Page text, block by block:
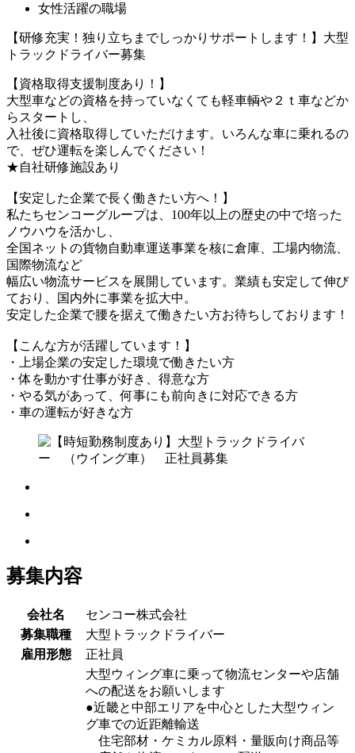
女性活躍の職場
【研修充実！独り立ちまでしっかりサポートします！】大型
トラックドライバー募集
【資格取得支援制度あり！】
大型車などの資格を持っていなくても軽車輌や２ｔ車などか
らスタートし、
入社後に資格取得していただけます。いろんな車に乗れるの
で、ぜひ運転を楽しんでください！
★自社研修施設あり
【安定した企業で長く働きたい方へ！】
私たちセンコーグループは、100年以上の歴史の中で培った
ノウハウを活かし、
全国ネットの貨物自動車運送事業を核に倉庫、工場内物流、
国際物流など
幅広い物流サービスを展開しています。業績も安定して伸び
ており、国内外に事業を拡大中。
安定した企業で腰を据えて働きたい方お待ちしております！
【こんな方が活躍しています！】
・上場企業の安定した環境で働きたい方
・体を動かす仕事が好き、得意な方
・やる気があって、何事にも前向きに対応できる方
・車の運転が好きな方
募集内容
会社名
センコー株式会社
募集職種
大型トラックドライバー
雇用形態
正社員
大型ウィング車に乗って物流センターや店舗
への配送をお願いします
●近畿と中部エリアを中心とした大型ウィン
グ車での近距離輸送
住宅部材・ケミカル原料・量販向け商品等